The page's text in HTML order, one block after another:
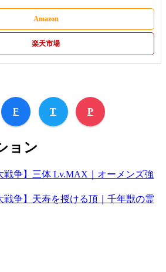
Amazon
楽天市場
F T P
ョン
戦争】三体 Lv.MAX｜オーメンズ強
戦争】天寿を授ける頂｜千年獣の霊